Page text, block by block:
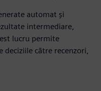
automat și
intermediare,
lucru permite
deciziile către recenzori,